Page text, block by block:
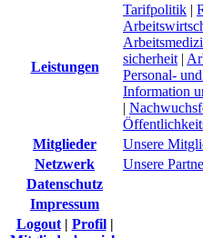
Leistungen
Tarifpolitik |
sicherheit |
Personal-
Information
|
Mitglieder
Unsere
Netzwerk
Unsere
Datenschutz
Impressum
Logout| Profil|